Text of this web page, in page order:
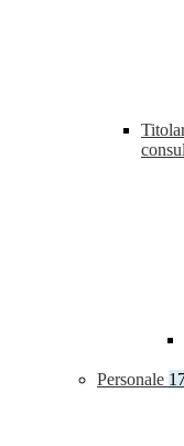
Personale